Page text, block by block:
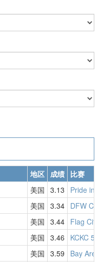
地区 成绩 比赛
美国 3.13
Pride in
美国 3.34 DFW
美国 3.44 Flag City
美国 3.46
KCKC 5
美国 3.59
Bay